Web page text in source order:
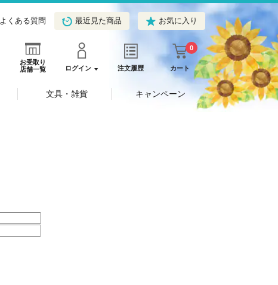
よくある質問 最近見た商品 お気に入り
お受取り
店舗一覧
ログイン 注文履歴 カート
0
文具・雑貨 キャンペーン